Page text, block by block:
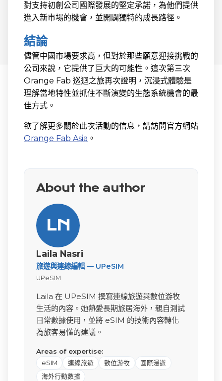
對支持初創公司國際發展的堅定承諾，為他們提供
進入新市場的機會，並開闢獨特的成長路徑。
結論
儘管中國市場要求高，但對於那些願意迎接挑戰的
公司來說，它提供了巨大的可能性。這次第三次
Orange Fab 巡迴之旅再次證明，沉浸式體驗是
理解當地特性並抓住不斷演變的生態系統機會的最
佳方式。
欲了解更多關於此次活動的信息，請訪問官方網站
Orange Fab Asia 。
About the author
LN
Laila Nasri
旅遊與連線編輯 — UPeSIM
UPeSIM
Laila 在 UPeSIM 撰寫連線旅遊與數位游牧
生活的內容。她熱愛長期旅居海外，親自測試
日常數據使用，並將 eSIM 的技術內容轉化
為旅客易懂的建議。
Areas of expertise:
eSIM 連線旅遊 數位游牧
國際漫遊
海外行動數據